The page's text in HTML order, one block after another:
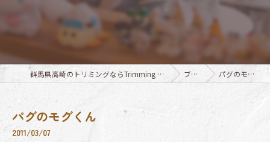
群馬県高崎のトリミングならTrimming Salon E-basho ブログ パグのモグくん
パグのモグくん
2011/03/07